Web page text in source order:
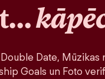
Date, Mūzikas
Goals un Foto